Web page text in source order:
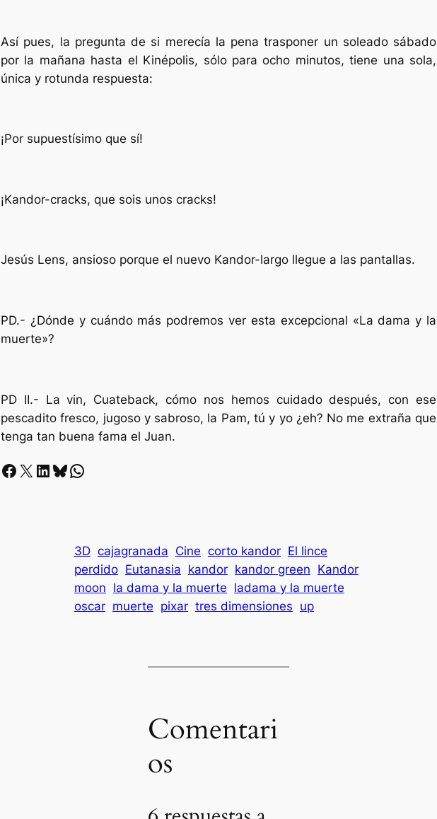
Así pues, la pregunta de si merecía la pena trasponer un soleado sábado
por la mañana hasta el Kinépolis, sólo para ocho minutos, tiene una sola,
única y rotunda respuesta:
¡Por supuestísimo que sí!
¡Kandor-cracks, que sois unos cracks!
Jesús Lens, ansioso porque el nuevo Kandor-largo llegue a las pantallas.
PD.- ¿Dónde y cuándo más podremos ver esta excepcional «La dama y la
muerte»?
PD II.- La vin, Cuateback, cómo nos hemos cuidado después, con ese
pescadito fresco, jugoso y sabroso, la Pam, tú y yo ¿eh? No me extraña que
tenga tan buena fama el Juan.
Facebook X LinkedIn Bluesky Whatsapp
3D cajagranada Cine corto kandor El lince
perdido Eutanasia kandor kandor green Kandor
moon la dama y la muerte ladama y la muerte
oscar muerte pixar tres dimensiones up
Comentari
os